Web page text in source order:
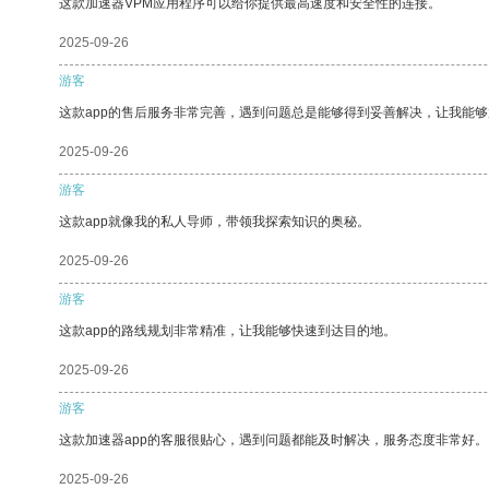
这款加速器VPM应用程序可以给你提供最高速度和安全性的连接。
2025-09-26
游客
这款app的售后服务非常完善，遇到问题总是能够得到妥善解决，让我能够
2025-09-26
游客
这款app就像我的私人导师，带领我探索知识的奥秘。
2025-09-26
游客
这款app的路线规划非常精准，让我能够快速到达目的地。
2025-09-26
游客
这款加速器app的客服很贴心，遇到问题都能及时解决，服务态度非常好。
2025-09-26